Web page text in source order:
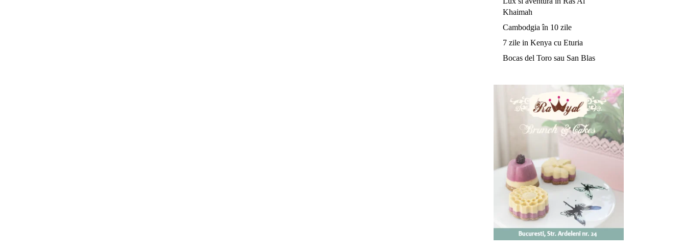
Khaimah
Cambodgia în 10 zile
7 zile in Kenya cu Eturia
Bocas del Toro sau San Blas